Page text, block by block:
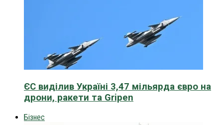
ЄС виділив Україні 3,47 мільярда євро на
дрони, ракети та Gripen
Бізнес